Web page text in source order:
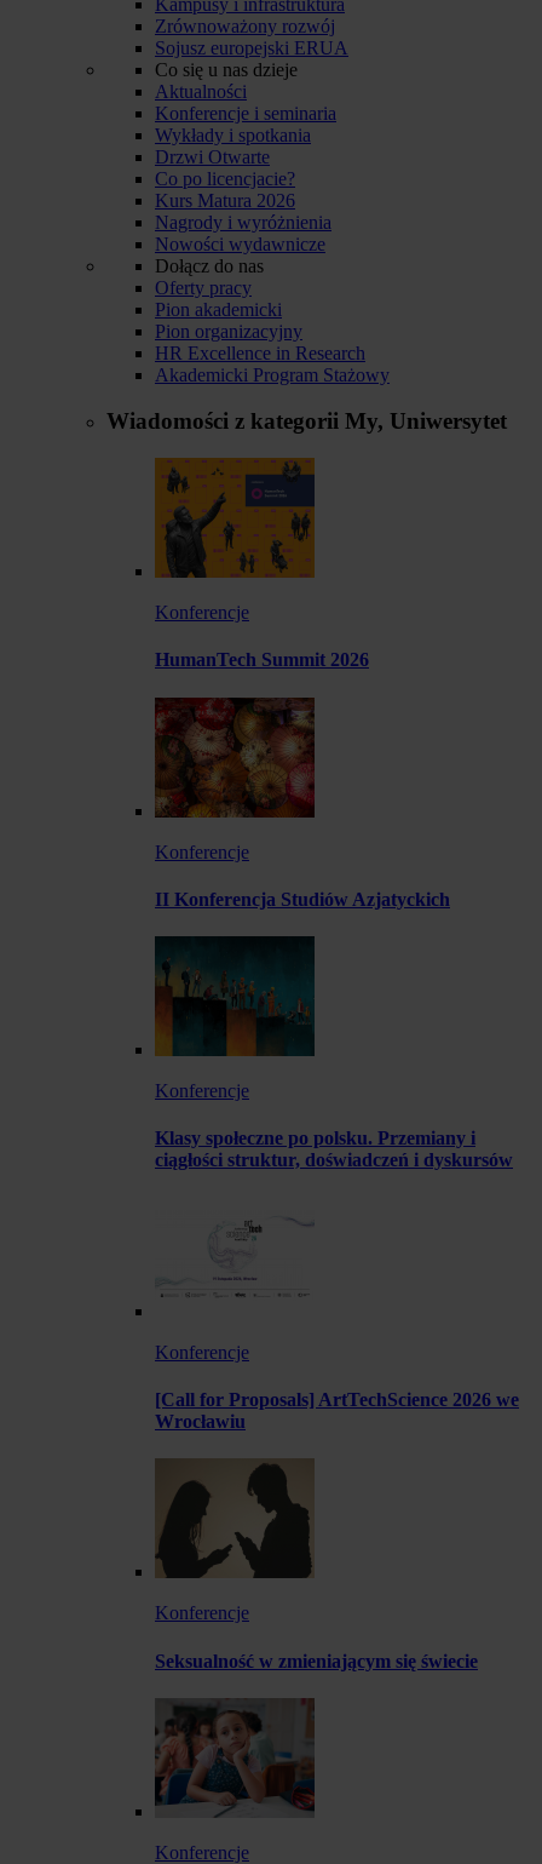
Zrównoważony rozwój
Sojusz europejski ERUA
Co się u nas dzieje
Aktualności
Konferencje i seminaria
Wykłady i spotkania
Drzwi Otwarte
Co po licencjacie?
Kurs Matura 2026
Nagrody i wyróżnienia
Nowości wydawnicze
Dołącz do nas
Oferty pracy
Pion akademicki
Pion organizacyjny
HR Excellence in Research
Akademicki Program Stażowy
Wiadomości z kategorii My, Uniwersytet
Konferencje
HumanTech Summit 2026
Konferencje
II Konferencja Studiów Azjatyckich
Konferencje
Klasy społeczne po polsku. Przemiany i
ciągłości struktur, doświadczeń i dyskursów
Konferencje
[Call for Proposals] ArtTechScience 2026 we
Wrocławiu
Konferencje
Seksualność w zmieniającym się świecie
Konferencje